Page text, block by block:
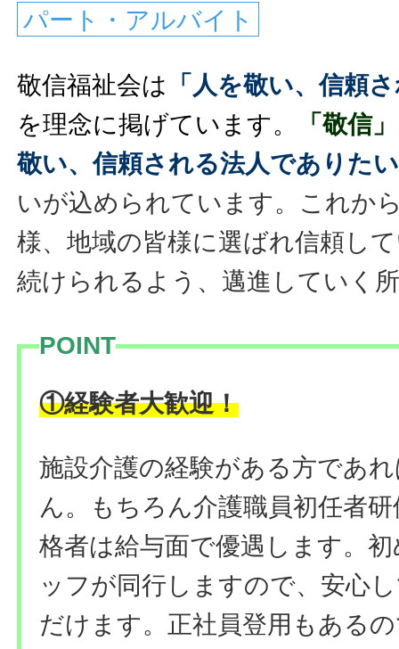
パート・アルバイト
敬信福祉会は
「人を敬い、信頼
を理念に掲げています。
「敬信」
敬い、信頼される法人でありた
いが込められています。これか
様、地域の皆様に選ばれ信頼し
続けられるよう、邁進していく
POINT
①経験者大歓迎！
施設介護の経験がある方であ
ん。もちろん介護職員初任者
格者は給与面で優遇します。
ッフが同行しますので、安心
だけます。正社員登用もある